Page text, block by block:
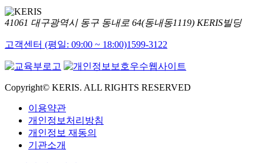
41061 대구광역시 동구 동내로 64(동내동1119) KERIS빌딩
고객센터 (평일: 09:00 ~ 18:00)1599-3122
Copyright© KERIS. ALL RIGHTS RESERVED
이용약관
개인정보처리방침
개인정보 재동의
기관소개